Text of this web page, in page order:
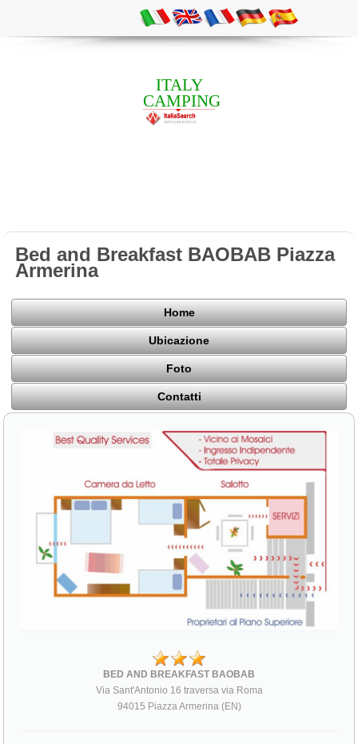
ITALY
CAMPING
Bed and Breakfast BAOBAB Piazza
Armerina
Home
Ubicazione
Foto
Contatti
BED AND BREAKFAST BAOBAB
Via Sant'Antonio 16 traversa via Roma
94015 Piazza Armerina (EN)